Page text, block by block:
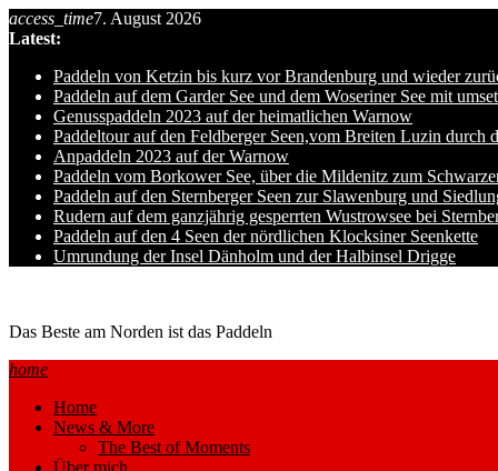
Skip
to
access_time7. August 2026
Latest:
Paddeln von Ketzin bis kurz vor Brandenburg und wieder
Paddeln auf dem Garder See und dem Woseriner See mit
Genusspaddeln 2023 auf der heimatlichen Warnow
Paddeltour auf den Feldberger Seen,vom Breiten Luzin
Anpaddeln 2023 auf der Warnow
Paddeln vom Borkower See, über die Mildenitz zum
Paddeln auf den Sternberger Seen zur Slawenburg und
Rudern auf dem ganzjährig gesperrten Wustrowsee bei
Paddeln auf den 4 Seen der nördlichen Klocksiner Seenkette
Umrundung der Insel Dänholm und der Halbinsel Drigge
Das Beste am Norden ist das Paddeln
home
Home
News & More
The Best of Moments
Über mich